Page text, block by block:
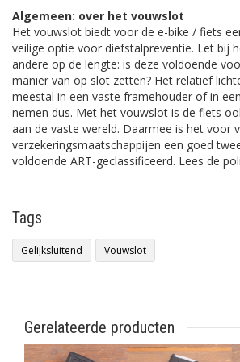
Algemeen: over het vouwslot
Het vouwslot biedt voor de e-bike / fiets
veilige optie voor diefstalpreventie. Let bij
andere op de lengte: is deze voldoende
manier van op slot zetten? Het relatief
meestal in een vaste framehouder of in
nemen dus. Met het vouwslot is de fiets
aan de vaste wereld. Daarmee is het voor
verzekeringsmaatschappijen een goed
voldoende ART-geclassificeerd. Lees de
Tags
Gelijksluitend Vouwslot
Gerelateerde producten